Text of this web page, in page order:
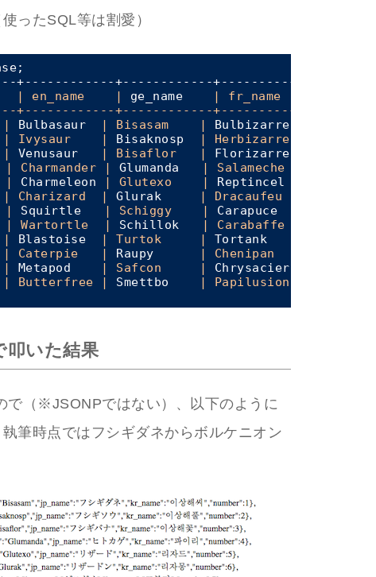
ったSQL等は割愛）
| en_name    | ge_name | fr_name      |
+------------+------------+--------------
| Bulbasaur | Bisasam    | Bulbizarre
| Ivysaur    | Bisaknosp | Herbizarre   |
| Venusaur | Bisaflor   | Florizarre
| Charmander | Glumanda | Salameche    |
| Charmeleon | Glutexo    | Reptincel
| Charizard  | Glurak | Dracaufeu    |
| Squirtle | Schiggy    | Carapuce
| Wartortle  | Schillok | Carabaffe    |
| Blastoise | Turtok     | Tortank
| Caterpie   | Raupy | Chenipan     |
| Metapod | Safcon     | Chrysacier
| Butterfree | Smettbo | Papilusion   |
叩いた結果
で（※JSONPではない）、以下のように
筆時点ではフシギダネからボルケニオン